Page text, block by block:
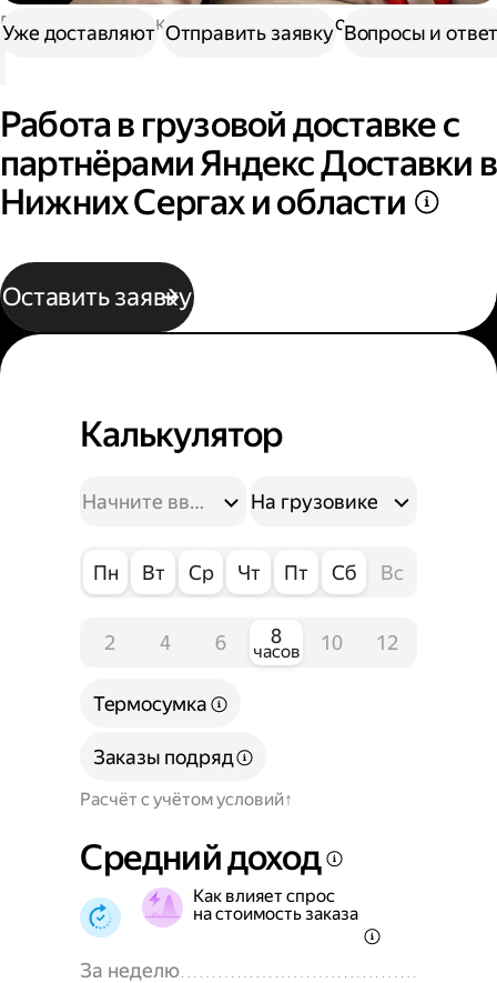
Работа в Доставке Работа в грузовой доставке
Работа в грузовой доставке с
партнёрами Яндекс Доставки в
Нижних Сергах и области
Оставить заявку
Уже доставляют Отправить заявку Вопросы и
Калькулятор
На грузовике
Пн Вт Ср Чт Пт Сб Вс
2 4 6 8
часов 10 12
Расчёт с учётом условий
Термосумка
Заказы подряд
Средний доход
Как влияет спрос
на стоимость заказа
За неделю